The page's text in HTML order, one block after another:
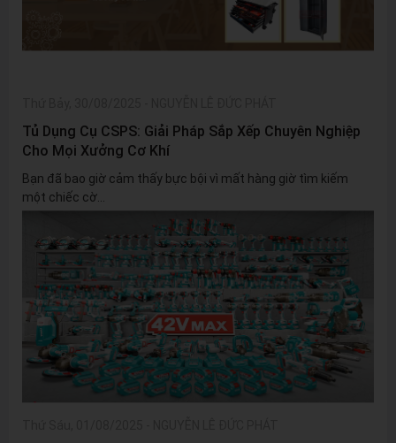
Tủ Dụng Cụ CSPS: Giải Pháp Sắp Xếp Chuyên Nghiệp
Cho Mọi Xưởng Cơ Khí
Bạn đã bao giờ cảm thấy bực bội vì mất hàng giờ tìm kiếm
một chiếc cờ...